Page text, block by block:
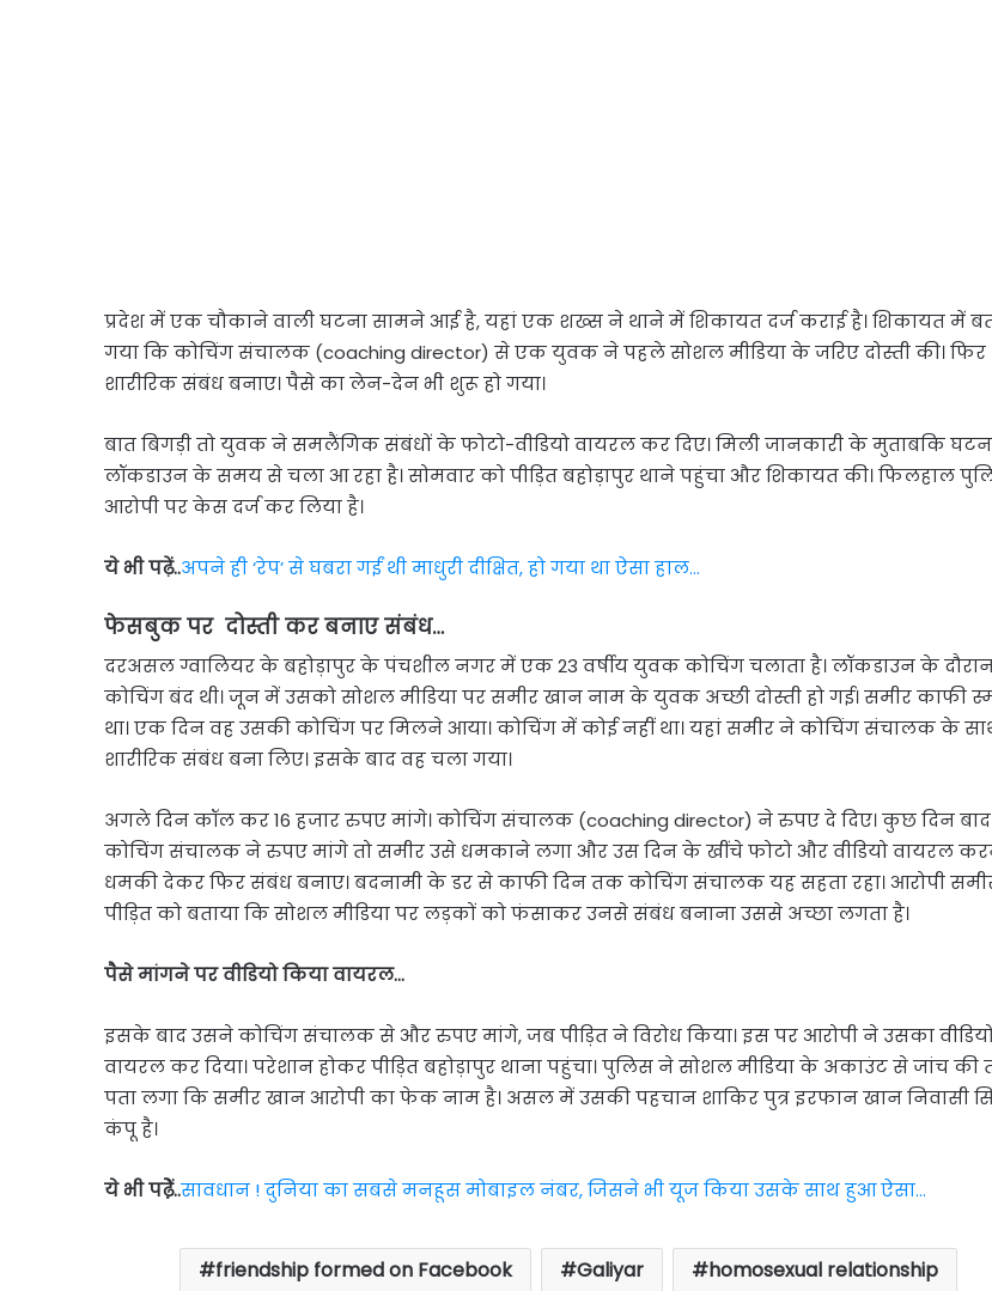
प्रदेश में एक चौकाने वाली घटना सामने आई है, यहां एक शख्स ने थाने में शिकायत दर्ज कराई है। शिकायत में
गया कि कोचिंग संचालक (coaching director) से एक युवक ने पहले सोशल मीडिया के जरिए दोस्ती की। फिर
शारीरिक संबंध बनाए। पैसे का लेन-देन भी शुरू हो गया।
बात बिगड़ी तो युवक ने समलैंगिक संबंधों के फोटो-वीडियो वायरल कर दिए। मिली जानकारी के मुताबकि
लॉकडाउन के समय से चला आ रहा है। सोमवार को पीड़ित बहोड़ापुर थाने पहुंचा और शिकायत की। फिलहाल
आरोपी पर केस दर्ज कर लिया है।
ये भी पढ़ें..अपने ही ‘रेप’ से घबरा गईं थी माधुरी ​दीक्षित, हो गया था ऐसा हाल…
फेसबुक पर दोस्ती कर बनाए संबंध…
दरअसल ग्वालियर के बहोड़ापुर के पंचशील नगर में एक 23 वर्षीय युवक कोचिंग चलाता है। लॉकडाउन के
कोचिंग बंद थी। जून में उसको सोशल मीडिया पर समीर खान नाम के युवक अच्छी दोस्ती हो गई। समीर काफी
था। एक दिन वह उसकी कोचिंग पर मिलने आया। कोचिंग में कोई नहीं था। यहां समीर ने कोचिंग संचालक के
शारीरिक संबंध बना लिए। इसके बाद वह चला गया।
अगले दिन कॉल कर 16 हजार रुपए मांगे। कोचिंग संचालक (coaching director) ने रुपए दे दिए। कुछ दिन
कोचिंग संचालक ने रुपए मांगे तो समीर उसे धमकाने लगा और उस दिन के खींचे फोटो और वीडियो वायरल
धमकी देकर फिर संबंध बनाए। बदनामी के डर से काफी दिन तक कोचिंग संचालक यह सहता रहा। आरोपी
पीड़ित को बताया कि सोशल मीडिया पर लड़कों को फंसाकर उनसे संबंध बनाना उससे अच्छा लगता है।
पैसे मांगने पर वीडियो किया वायरल…
इसके बाद उसने कोचिंग संचालक से और रुपए मांगे, जब पीड़ित ने विरोध किया। इस पर आरोपी ने उसका
वायरल कर दिया। परेशान होकर पीड़ित बहोड़ापुर थाना पहुंचा। पुलिस ने सोशल मीडिया के अकाउंट से जांच की
पता लगा कि समीर खान आरोपी का फेक नाम है। असल में उसकी पहचान शाकिर पुत्र इरफान खान निवासी
कंपू है।
ये भी पढे़ें..सावधान ! दुनिया का सबसे मनहूस मोबाइल नंबर, जिसने भी यूज किया उसके साथ हुआ ऐसा…
friendship formed on Facebook Galiyar
homosexual relationship